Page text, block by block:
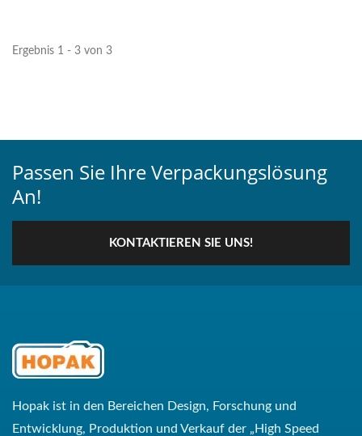
Ergebnis 1 - 3 von 3
Passen Sie Ihre Verpackungslösung
An!
KONTAKTIEREN SIE UNS!
Hopak ist in den Bereichen Design, Forschung und
Entwicklung, Produktion und Verkauf der „High Speed ​​